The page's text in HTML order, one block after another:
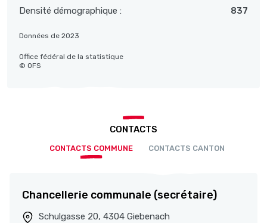
Densité démographique :
837
Données de 2023
Office fédéral de la statistique
© OFS
CONTACTS
CONTACTS COMMUNE CONTACTS CANTON
Chancellerie communale (secrétaire)
Schulgasse 20, 4304 Giebenach